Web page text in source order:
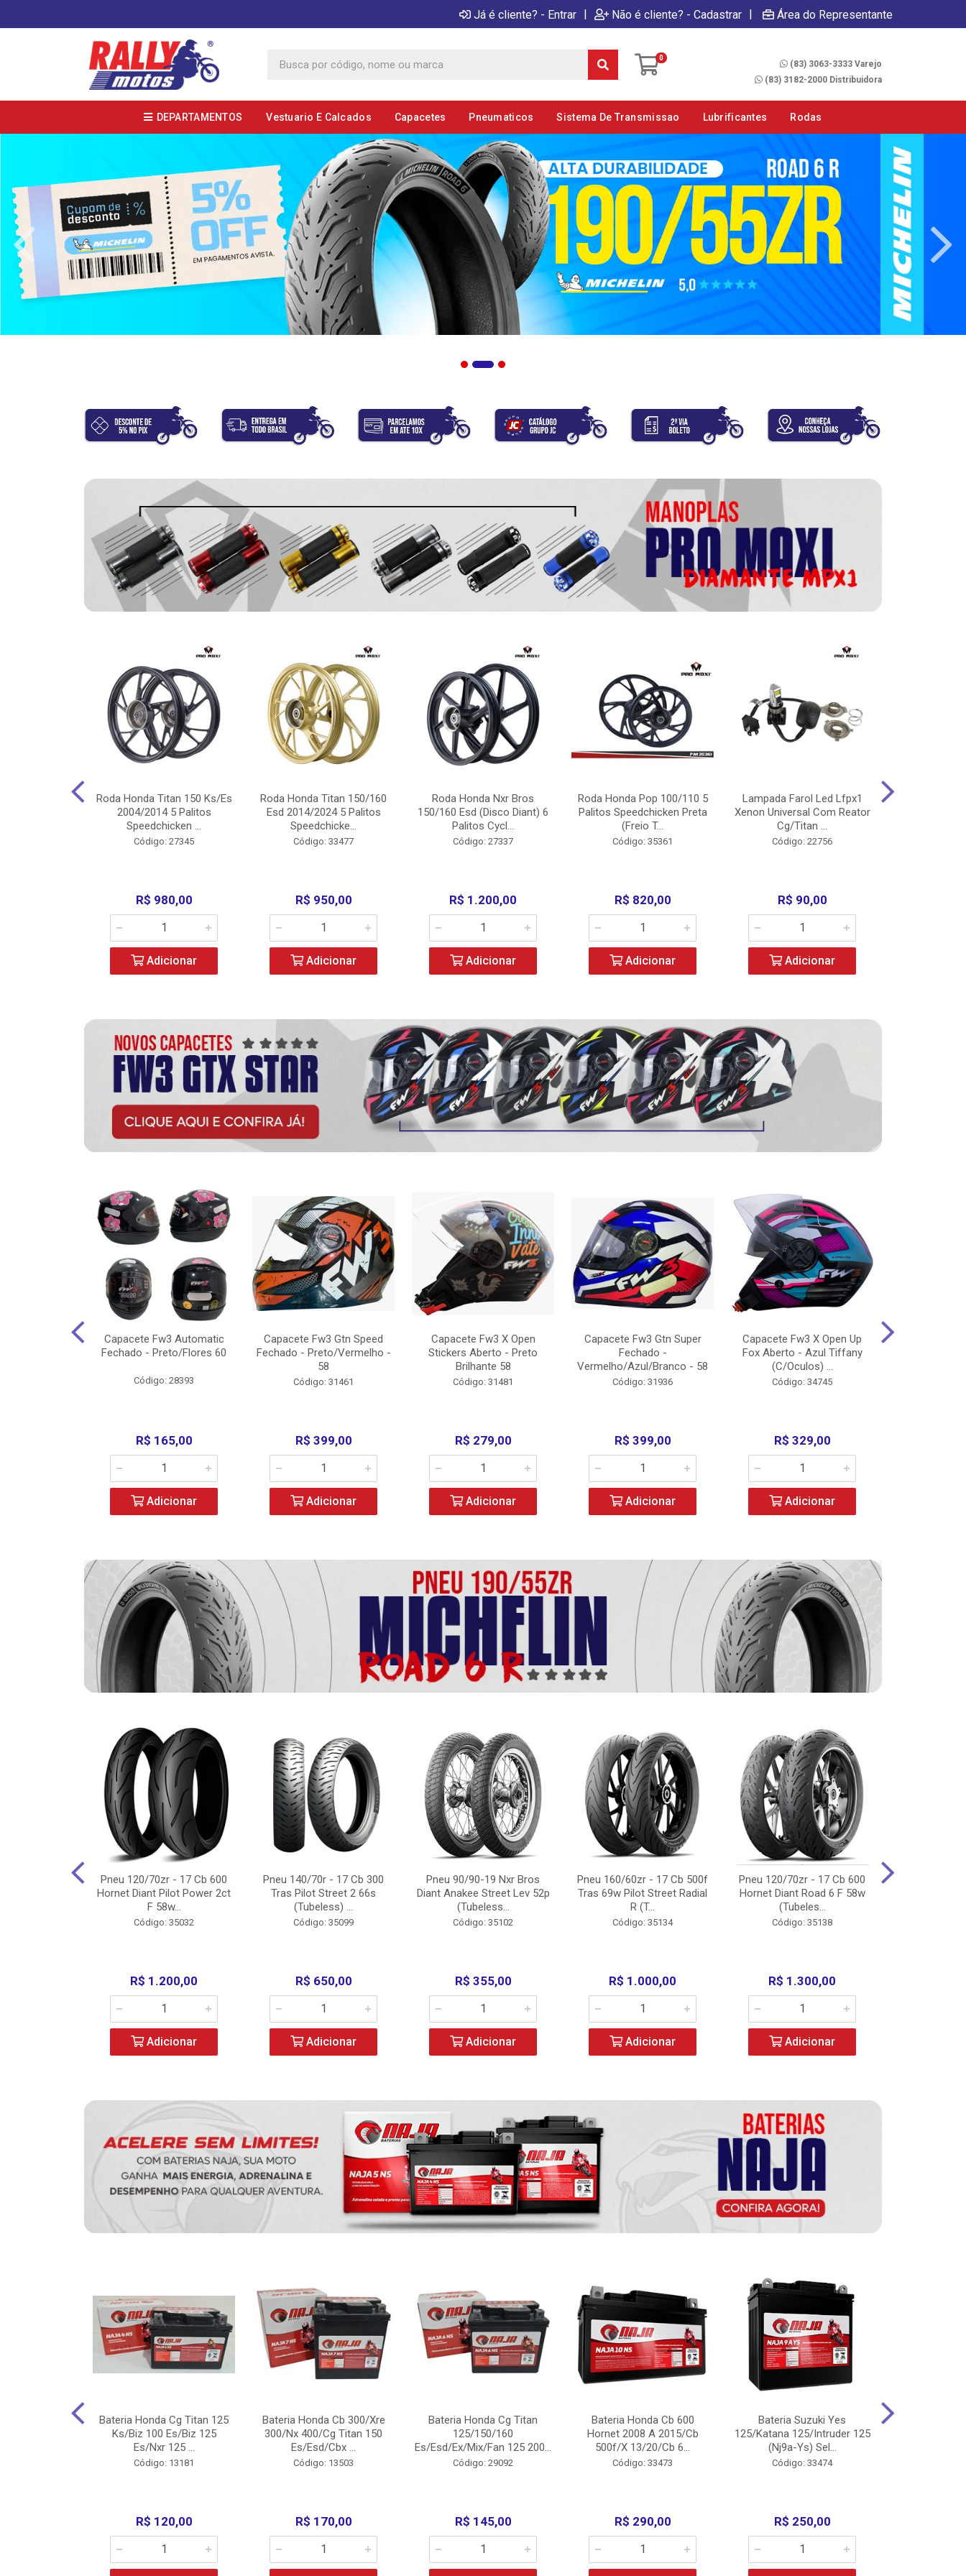
Já é cliente? - Entrar | Não é cliente? - Cadastrar | Área do Representante
0
(83) 3063-3333 Varejo
(83) 3182-2000 Distribuidora
DEPARTAMENTOS Vestuario E Calcados Capacetes Pneumaticos Sistema De Transmissao Lubrificantes Rodas
Roda Honda Titan 150 Ks/Es
2004/2014 5 Palitos
Speedchicken ...
Código: 27345
R$ 980,00
Adicionar
Roda Honda Titan 150/160
Esd 2014/2024 5 Palitos
Speedchicke...
Código: 33477
R$ 950,00
Adicionar
Roda Honda Nxr Bros
150/160 Esd (Disco Diant) 6
Palitos Cycl...
Código: 27337
R$ 1.200,00
Adicionar
Roda Honda Pop 100/110 5
Palitos Speedchicken Preta
(Freio T...
Código: 35361
R$ 820,00
Adicionar
Lampada Farol Led Lfpx1
Xenon Universal Com Reator
Cg/Titan ...
Código: 22756
R$ 90,00
Adicionar
Capacete Fw3 Automatic
Fechado - Preto/Flores 60
Código: 28393
R$ 165,00
Adicionar
Capacete Fw3 Gtn Speed
Fechado - Preto/Vermelho -
58
Código: 31461
R$ 399,00
Adicionar
Capacete Fw3 X Open
Stickers Aberto - Preto
Brilhante 58
Código: 31481
R$ 279,00
Adicionar
Capacete Fw3 Gtn Super
Fechado -
Vermelho/Azul/Branco - 58
Código: 31936
R$ 399,00
Adicionar
Capacete Fw3 X Open Up
Fox Aberto - Azul Tiffany
(C/Oculos) ...
Código: 34745
R$ 329,00
Adicionar
Pneu 120/70zr - 17 Cb 600
Hornet Diant Pilot Power 2ct
F 58w...
Código: 35032
R$ 1.200,00
Adicionar
Pneu 140/70r - 17 Cb 300
Tras Pilot Street 2 66s
(Tubeless) ...
Código: 35099
R$ 650,00
Adicionar
Pneu 90/90-19 Nxr Bros
Diant Anakee Street Lev 52p
(Tubeless...
Código: 35102
R$ 355,00
Adicionar
Pneu 160/60zr - 17 Cb 500f
Tras 69w Pilot Street Radial
R (T...
Código: 35134
R$ 1.000,00
Adicionar
Pneu 120/70zr - 17 Cb 600
Hornet Diant Road 6 F 58w
(Tubeles...
Código: 35138
R$ 1.300,00
Adicionar
Bateria Honda Cg Titan 125
Ks/Biz 100 Es/Biz 125
Es/Nxr 125 ...
Código: 13181
R$ 120,00
Bateria Honda Cb 300/Xre
300/Nx 400/Cg Titan 150
Es/Esd/Cbx ...
Código: 13503
R$ 170,00
Bateria Honda Cg Titan
125/150/160
Es/Esd/Ex/Mix/Fan 125 200...
Código: 29092
R$ 145,00
Bateria Honda Cb 600
Hornet 2008 A 2015/Cb
500f/X 13/20/Cb 6...
Código: 33473
R$ 290,00
Bateria Suzuki Yes
125/Katana 125/Intruder 125
(Nj9a-Ys) Sel...
Código: 33474
R$ 250,00